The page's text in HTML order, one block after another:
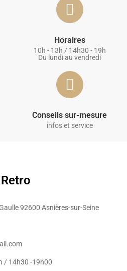
Horaires
10h - 13h / 14h30 - 19h
Du lundi au vendredi
Conseils sur-mesure
infos et service
92600 Asnières-sur-Seine
/ 14h30 -19h00